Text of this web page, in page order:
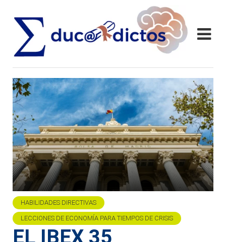
HABILIDADES DIRECTIVAS
LECCIONES DE ECONOMÍA PARA TIEMPOS DE CRISIS
EL IBEX 35